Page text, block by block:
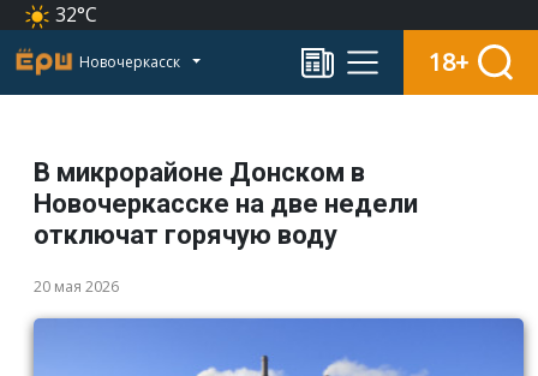
32°C
Новочеркасск 18+
В микрорайоне Донском в
Новочеркасске на две недели
отключат горячую воду
20 мая 2026